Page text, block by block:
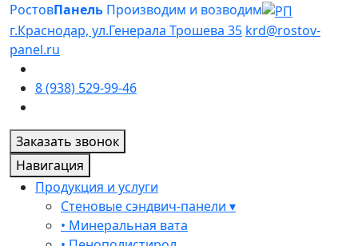
РостовПанель Производим и возводим
г.Краснодар, ул.Генерала Трошева 35 krd@rostov-
panel.ru
8 (938) 529-99-46
Заказать звонок
Навигация
Продукция и услуги
Стеновые сэндвич-панели ▾
• Минеральная вата